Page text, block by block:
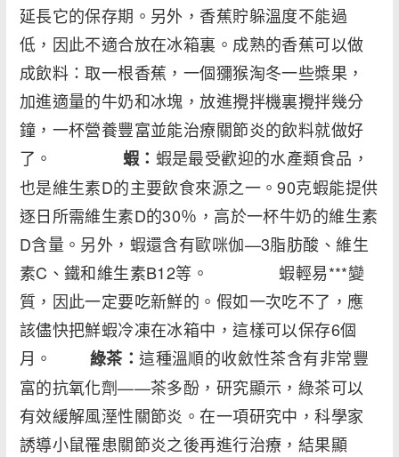
延長它的保存期。另外，香蕉貯躲溫度不能過
低，因此不適合放在冰箱裏。成熟的香蕉可以做
成飲料：取一根香蕉，一個獼猴淘冬一些槳果，
加進適量的牛奶和冰塊，放進攪拌機裏攪拌幾分
鐘，一杯營養豐富並能治療關節炎的飲料就做好
了。 蝦： 蝦是最受歡迎的水產類食品，
也是維生素D的主要飲食來源之一。90克蝦能提供
逐日所需維生素D的30％，高於一杯牛奶的維生素
D含量。另外，蝦還含有歐咪伽—3脂肪酸、維生
素C、鐵和維生素B12等。 蝦輕易***變
質，因此一定要吃新鮮的。假如一次吃不了，應
該儘快把鮮蝦冷凍在冰箱中，這樣可以保存6個
月。 綠茶：這種溫順的收斂性茶含有非常豐
富的抗氧化劑——茶多酚，研究顯示，綠茶可以
有效緩解風溼性關節炎。在一項研究中，科學家
誘導小鼠罹患關節炎之後再進行治療，結果顯